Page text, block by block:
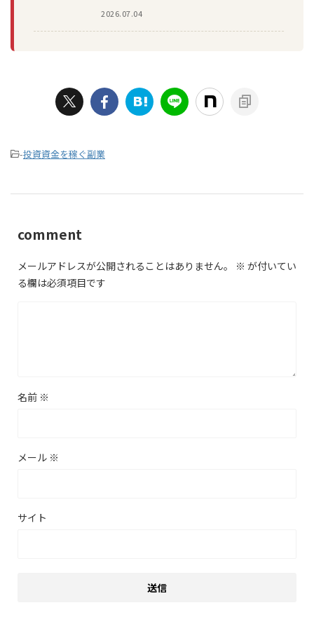
2026.07.04
-投資資金を稼ぐ副業
comment
メールアドレスが公開されることはありません。 ※ が付いてい
る欄は必須項目です
名前 ※
メール ※
サイト